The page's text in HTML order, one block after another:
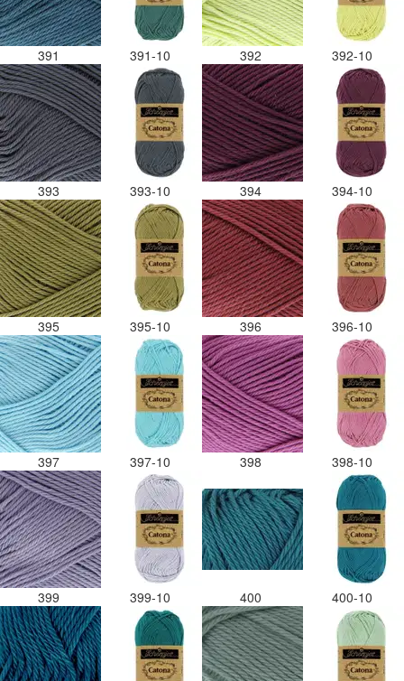
391 391-10 392 392-10
393 393-10 394 394-10
395 395-10 396 396-10
397 397-10 398 398-10
399 399-10 400 400-10